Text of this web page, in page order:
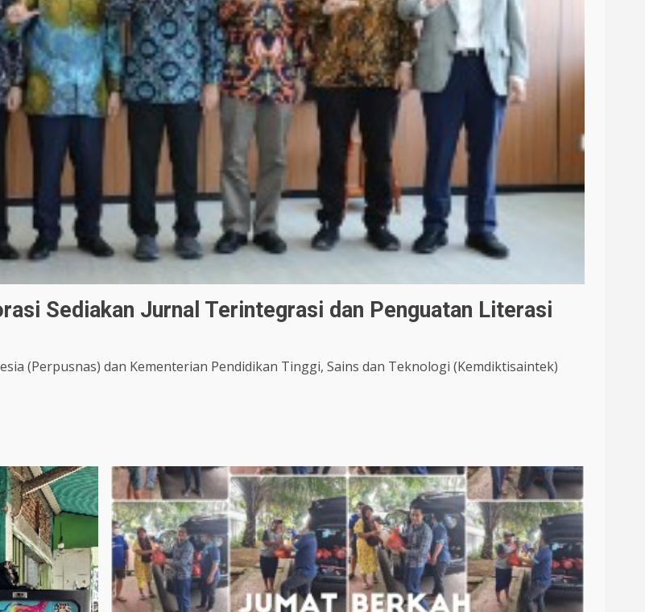
Sediakan Jurnal Terintegrasi dan Penguatan Literasi
(Perpusnas) dan Kementerian Pendidikan Tinggi, Sains dan Teknologi (Kemdiktisaintek)